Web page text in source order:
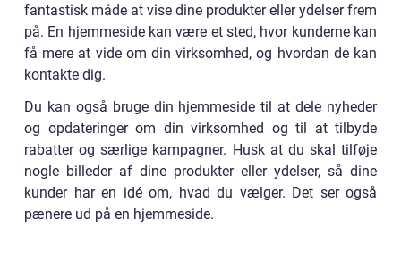
fantastisk måde at vise dine produkter eller ydelser frem
på. En hjemmeside kan være et sted, hvor kunderne kan
få mere at vide om din virksomhed, og hvordan de kan
kontakte dig.
Du kan også bruge din hjemmeside til at dele nyheder
og opdateringer om din virksomhed og til at tilbyde
rabatter og særlige kampagner. Husk at du skal tilføje
nogle billeder af dine produkter eller ydelser, så dine
kunder har en idé om, hvad du vælger. Det ser også
pænere ud på en hjemmeside.